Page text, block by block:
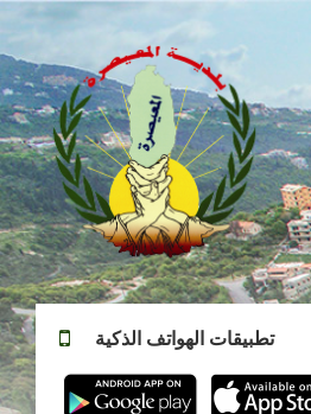
تطبيقات الهواتف الذكية